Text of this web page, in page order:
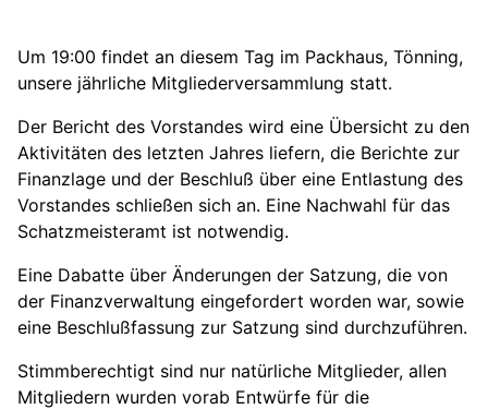
Um 19:00 findet an diesem Tag im Packhaus, Tönning,
unsere jährliche Mitgliederversammlung statt.
Der Bericht des Vorstandes wird eine Übersicht zu den
Aktivitäten des letzten Jahres liefern, die Berichte zur
Finanzlage und der Beschluß über eine Entlastung des
Vorstandes schließen sich an. Eine Nachwahl für das
Schatzmeisteramt ist notwendig.
Eine Dabatte über Änderungen der Satzung, die von
der Finanzverwaltung eingefordert worden war, sowie
eine Beschlußfassung zur Satzung sind durchzuführen.
Stimmberechtigt sind nur natürliche Mitglieder, allen
Mitgliedern wurden vorab Entwürfe für die